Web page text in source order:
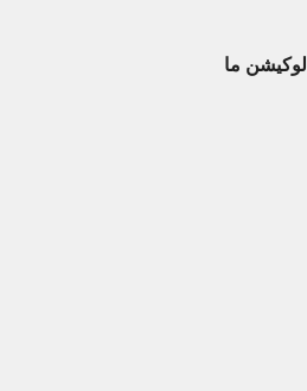
لوکیشن ما